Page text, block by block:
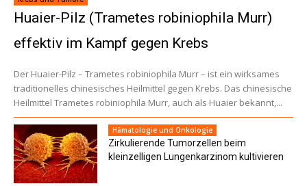
Huaier-Pilz (Trametes robiniophila Murr)
effektiv im Kampf gegen Krebs
Der Huaier-Pilz – Trametes robiniophila Murr – ist ein wirksames
traditionelles chinesisches Heilmittel gegen Krebs. Das chinesische
Heilmittel Trametes robiniophila Murr, auch als Huaier bekannt,...
Hämatologie und Onkologie
Zirkulierende Tumorzellen beim
kleinzelligen Lungenkarzinom kultivieren